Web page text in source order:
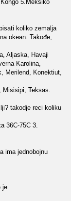
5.Meksiko
koliko zemalja
okean. Takođe,
Aljaska, Havaji
Karolina,
Merilend, Konektiut,
Misisipi, Teksas.
takodje reci koliku
36C-75C 3.
ima jednobojnu
je...